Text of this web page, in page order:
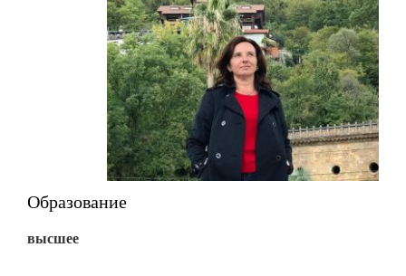
Образование
высшее